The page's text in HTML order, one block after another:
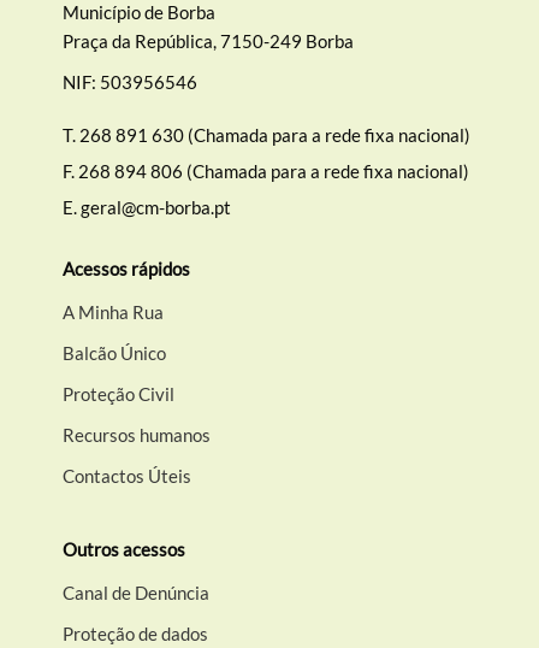
Município de Borba
Praça da República, 7150-249 Borba
NIF: 503956546
T. 268 891 630 (Chamada para a rede fixa nacional)
F. 268 894 806 (Chamada para a rede fixa nacional)
E.geral@cm-borba.pt
Acessos rápidos
A Minha Rua
Balcão Único
Proteção Civil
Recursos humanos
Contactos Úteis
Outros acessos
Canal de Denúncia
Proteção de dados